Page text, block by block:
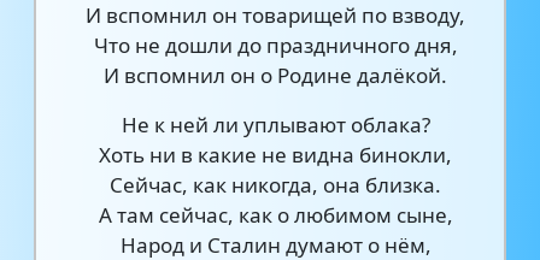
И вспомнил он товарищей по взводу,
Что не дошли до праздничного дня,
И вспомнил он о Родине далёкой.
Не к ней ли уплывают облака?
Хоть ни в какие не видна бинокли,
Сейчас, как никогда, она близка.
А там сейчас, как о любимом сыне,
Народ и Сталин думают о нём,